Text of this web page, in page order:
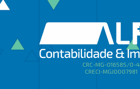
CRC-MG-016585/O-4
CRECI-MGJ0007981